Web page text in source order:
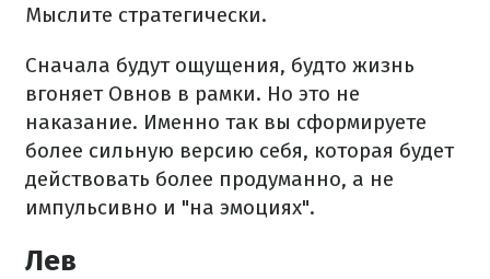
Мыслите стратегически.
Сначала будут ощущения, будто жизнь
вгоняет Овнов в рамки. Но это не
наказание. Именно так вы сформируете
более сильную версию себя, которая будет
действовать более продуманно, а не
импульсивно и "на эмоциях".
Лев